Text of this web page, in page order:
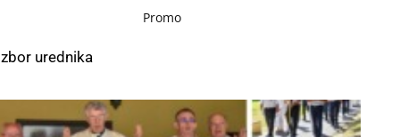
Promo
urednika